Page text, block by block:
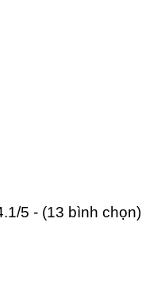
5 - (13 bình chọn)